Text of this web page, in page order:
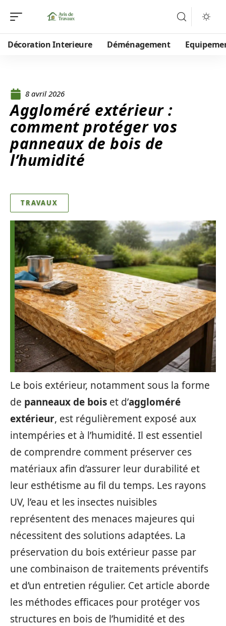
Décoration Interieure Déménagement
8 avril 2026
Aggloméré extérieur :
comment protéger vos
panneaux de bois de
l’humidité
TRAVAUX
Le bois extérieur, notamment sous la forme
de panneaux de bois et d’aggloméré
extérieur, est régulièrement exposé aux
intempéries et à l’humidité. Il est essentiel
de comprendre comment préserver ces
matériaux afin d’assurer leur durabilité et
leur esthétisme au fil du temps. Les rayons
UV, l’eau et les insectes nuisibles
représentent des menaces majeures qui
nécessitent des solutions adaptées. La
préservation du bois extérieur passe par
une combinaison de traitements préventifs
et d’un entretien régulier. Cet article aborde
les méthodes efficaces pour protéger vos
structures en bois de l’humidité et des